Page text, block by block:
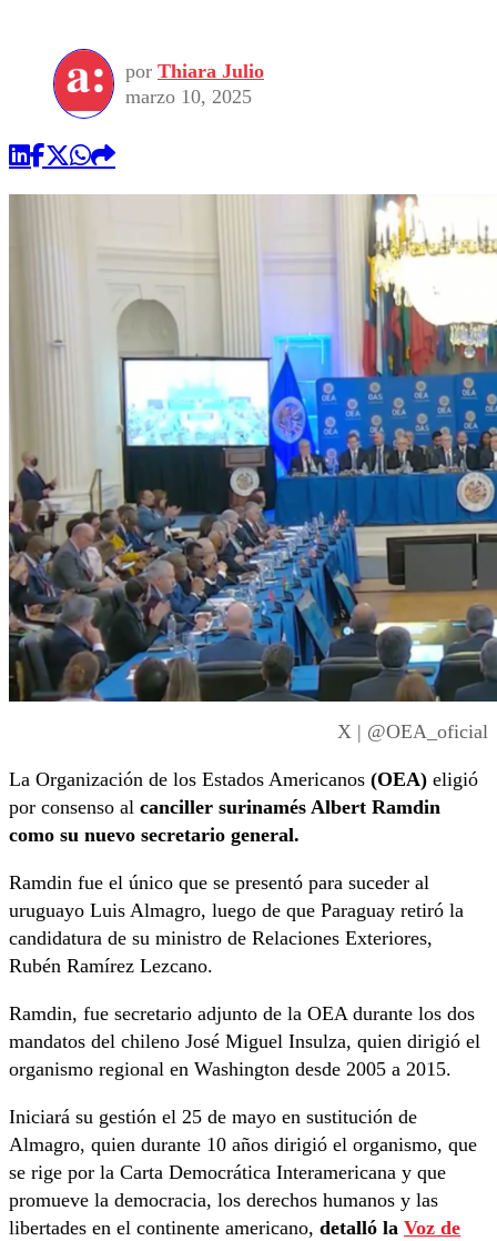
por Thiara Julio
marzo 10, 2025
X | @OEA_oficial
La Organización de los Estados Americanos (OEA) eligió
por consenso al canciller surinamés Albert Ramdin
como su nuevo secretario general.
Ramdin fue el único que se presentó para suceder al
uruguayo Luis Almagro, luego de que Paraguay retiró la
candidatura de su ministro de Relaciones Exteriores,
Rubén Ramírez Lezcano.
Ramdin, fue secretario adjunto de la OEA durante los dos
mandatos del chileno José Miguel Insulza, quien dirigió el
organismo regional en Washington desde 2005 a 2015.
Iniciará su gestión el 25 de mayo en sustitución de
Almagro, quien durante 10 años dirigió el organismo, que
se rige por la Carta Democrática Interamericana y que
promueve la democracia, los derechos humanos y las
libertades en el continente americano, detalló la Voz de